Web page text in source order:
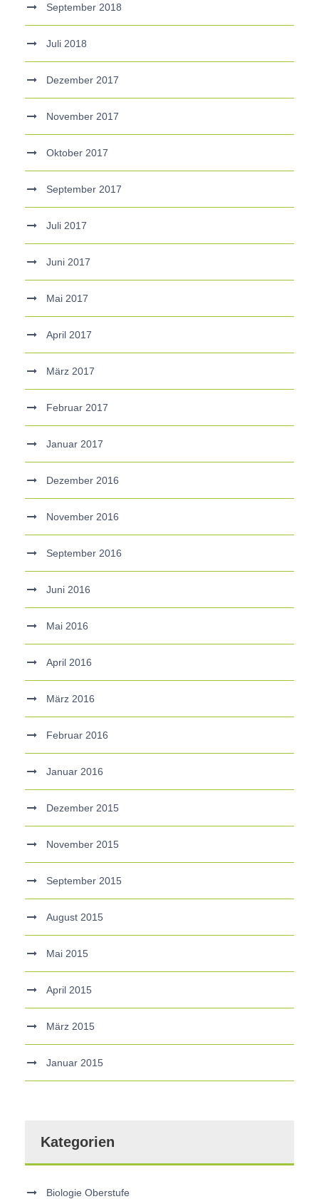
September 2018
Juli 2018
Dezember 2017
November 2017
Oktober 2017
September 2017
Juli 2017
Juni 2017
Mai 2017
April 2017
März 2017
Februar 2017
Januar 2017
Dezember 2016
November 2016
September 2016
Juni 2016
Mai 2016
April 2016
März 2016
Februar 2016
Januar 2016
Dezember 2015
November 2015
September 2015
August 2015
Mai 2015
April 2015
März 2015
Januar 2015
Kategorien
Biologie Oberstufe